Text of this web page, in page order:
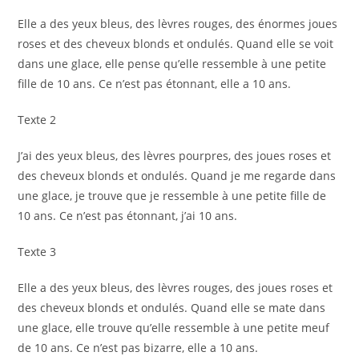
Elle a des yeux bleus, des lèvres rouges, des énormes joues
roses et des cheveux blonds et ondulés. Quand elle se voit
dans une glace, elle pense qu’elle ressemble à une petite
fille de 10 ans. Ce n’est pas étonnant, elle a 10 ans.
Texte 2
J’ai des yeux bleus, des lèvres pourpres, des joues roses et
des cheveux blonds et ondulés. Quand je me regarde dans
une glace, je trouve que je ressemble à une petite fille de
10 ans. Ce n’est pas étonnant, j’ai 10 ans.
Texte 3
Elle a des yeux bleus, des lèvres rouges, des joues roses et
des cheveux blonds et ondulés. Quand elle se mate dans
une glace, elle trouve qu’elle ressemble à une petite meuf
de 10 ans. Ce n’est pas bizarre, elle a 10 ans.